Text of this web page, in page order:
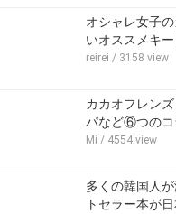
オシャレ女子
いオススメキ
reirei / 3158 view
カカオフレン
パなど⑥つのコ
Mi / 4554 view
多くの韓国人
トセラー本が